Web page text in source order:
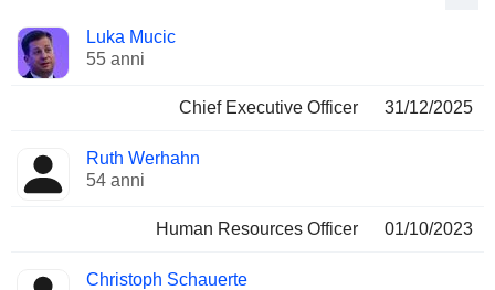
Manager
Posizioni
ricoperte
Luka Mucic
55 anni
Chief Executive Officer 31/12/2025
Ruth Werhahn
54 anni
Human Resources Officer 01/10/2023
Christoph Schauerte